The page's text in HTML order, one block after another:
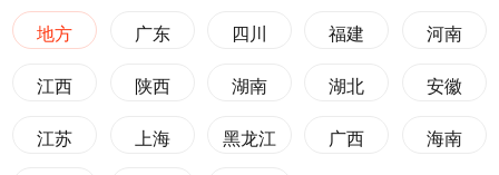
地方 广东 四川 福建 河南
江西 陕西 湖南 湖北 安徽
江苏 上海 黑龙江 广西 海南